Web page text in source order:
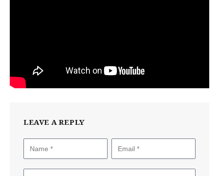
LEAVE A REPLY